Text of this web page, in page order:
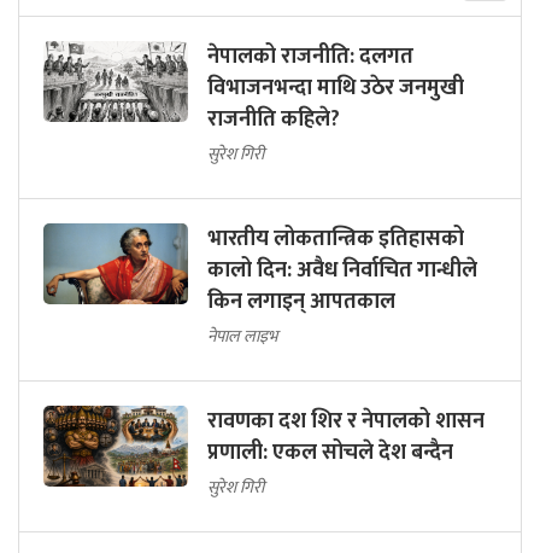
नेपालको राजनीति: दलगत
विभाजनभन्दा माथि उठेर जनमुखी
राजनीति कहिले?
सुरेश गिरी
भारतीय लोकतान्त्रिक इतिहासको
कालो दिन: अवैध निर्वाचित गान्धीले
किन लगाइन् आपतकाल
नेपाल लाइभ
रावणका दश शिर र नेपालको शासन
प्रणाली: एकल सोचले देश बन्दैन
सुरेश गिरी